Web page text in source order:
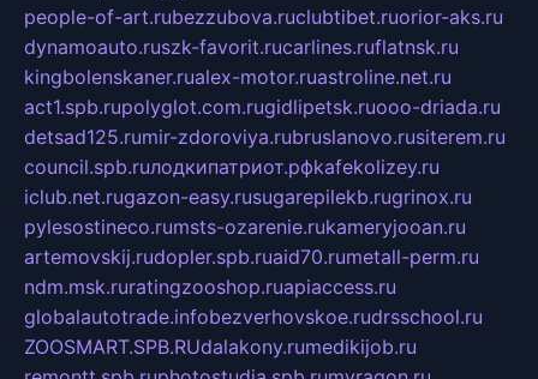
people-of-art.rubezzubova.ruclubtibet.ruorior-aks.ru
dynamoauto.ruszk-favorit.rucarlines.ruflatnsk.ru
kingbolenskaner.rualex-motor.ruastroline.net.ru
act1.spb.rupolyglot.com.rugidlipetsk.ruooo-driada.ru
detsad125.rumir-zdoroviya.rubruslanovo.rusiterem.ru
council.spb.ruлодкипатриот.рфkafekolizey.ru
iclub.net.rugazon-easy.rusugarepilekb.rugrinox.ru
pylesostineco.rumsts-ozarenie.rukameryjooan.ru
artemovskij.rudopler.spb.ruaid70.rumetall-perm.ru
ndm.msk.ruratingzooshop.ruapiaccess.ru
globalautotrade.infobezverhovskoe.rudrsschool.ru
ZOOSMART.SPB.RUdalakony.rumedikijob.ru